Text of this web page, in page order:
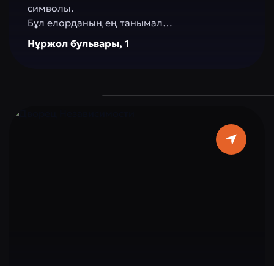
символы.
Бұл елорданың ең танымал
ғимараттарының бірі, Есіл өзенінің сол
жағалауында, қаланың жүрегінде
бағаналар және аспан көк түсті күмбез,
жарқын болашаққа ұмтылысын білдіреді.
Ішкі интерьерлерді мәрмәр, хрусталь және
Нұржол бульвары, 1